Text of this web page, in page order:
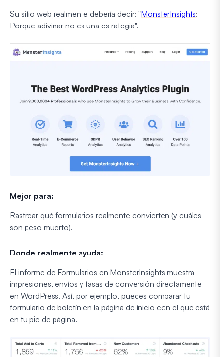
Su sitio web realmente debería decir: "MonsterInsights:
Porque adivinar no es una estrategia".
Mejor para:
Rastrear qué formularios realmente convierten (y cuáles
son peso muerto).
Donde realmente ayuda:
El informe de Formularios en MonsterInsights muestra
impresiones, envíos y tasas de conversión directamente
en WordPress. Así, por ejemplo, puedes comparar tu
formulario de boletín en la página de inicio con el que está
en tu pie de página.